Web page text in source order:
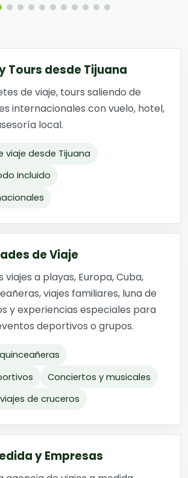
Tours desde Tijuana
de viaje, tours saliendo de
internacionales con vuelo, hotel,
local.
viaje desde Tijuana
incluido
de Viaje
viajes a playas, Europa, Cuba,
viajes familiares, luna de
y experiencias especiales para
deportivos o grupos.
Conciertos y musicales
de cruceros
y Empresas